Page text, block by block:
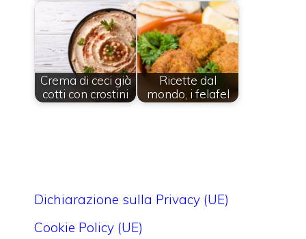
Crema di ceci già
cotti con crostini
Ricette dal
mondo, i felafel
Dichiarazione sulla Privacy (UE)
Cookie Policy (UE)